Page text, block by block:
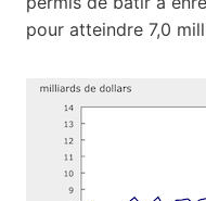
pour atteindre 7,0